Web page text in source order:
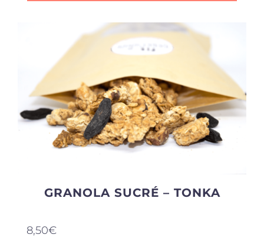
GRANOLA SUCRÉ – TONKA
8,50€